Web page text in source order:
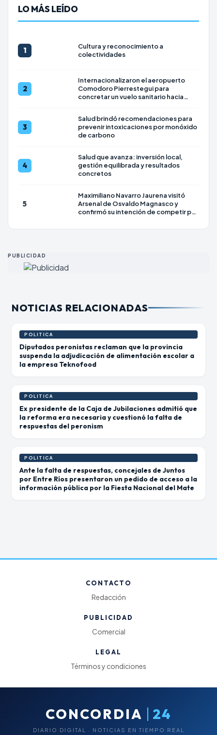
LO MÁS LEÍDO
1
Cultura y reconocimiento a
colectividades
2
Internacionalizaron el aeropuerto
Comodoro Pierrestegui para
concretar un vuelo sanitario hacia
3
Salud brindó recomendaciones para
prevenir intoxicaciones por monóxido
de carbono
4
Salud que avanza: inversión local,
gestión equilibrada y resultados
concretos
5
Maximiliano Navarro Jaurena visitó
Arsenal de Osvaldo Magnasco y
confirmó su intención de competir por
PUBLICIDAD
NOTICIAS RELACIONADAS
POLITICA
Diputados peronistas reclaman que la provincia
suspenda la adjudicación de alimentación escolar a
la empresa Teknofood
POLITICA
Ex presidente de la Caja de Jubilaciones admitió que
la reforma era necesaria y cuestionó la falta de
respuestas del peronism
POLITICA
Ante la falta de respuestas, concejales de Juntos
por Entre Ríos presentaron un pedido de acceso a la
información pública por la Fiesta Nacional del Mate
CONTACTO
Redacción
PUBLICIDAD
Comercial
LEGAL
Términos y condiciones
CONCORDIA | 24
DIARIO DIGITAL · NOTICIAS EN TIEMPO REAL